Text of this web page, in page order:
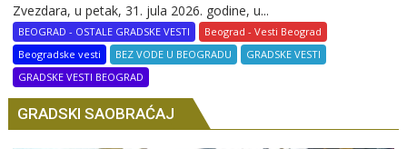
Zvezdara, u petak, 31. jula 2026. godine, u...
BEOGRAD - OSTALE GRADSKE VESTI
Beograd - Vesti Beograd
Beogradske vesti
BEZ VODE U BEOGRADU
GRADSKE VESTI
GRADSKE VESTI BEOGRAD
GRADSKI SAOBRAĆAJ